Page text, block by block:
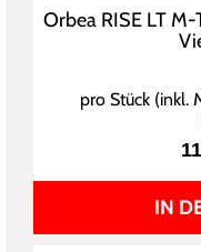
Orbea RISE LT
pro Stück (inkl.
IN